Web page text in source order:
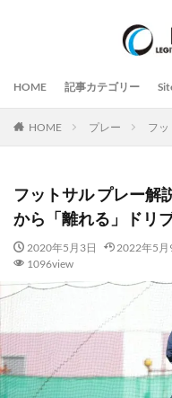
HOME 記事カテゴリー
HOME プレー フ
フットサル プレー解
から「離れる」ドリ
2020年5月3日 2022年5月
1096view